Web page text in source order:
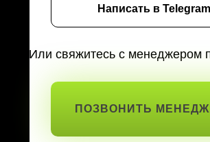
Написать в Telegram
Или свяжитесь с менеджером
ПОЗВОНИТЬ